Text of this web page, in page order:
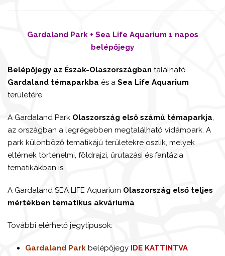
Gardaland Park + Sea Life Aquarium 1 napos
belépőjegy
Belépőjegy az Észak-Olaszországban található
Gardaland témaparkba és a Sea Life Aquarium
területére.
A Gardaland Park Olaszország első számú témaparkja
az országban a legrégebben megtalálható vidámpark. A
park különböző tematikájú területekre oszlik, melyek
eltérnek történelmi, földrajzi, űrutazási és fantázia
tematikákban is.
A Gardaland SEA LIFE Aquarium Olaszország első teljes
mértékben tematikus akváriuma
További elérhető jegytípusok:
Gardaland Park belépőjegy IDE KATTINTVA